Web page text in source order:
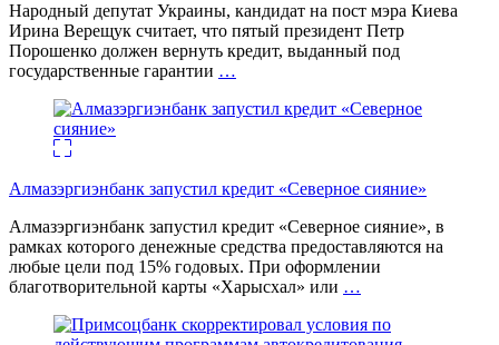
Народный депутат Украины, кандидат на пост мэра Киева
Ирина Верещук считает, что пятый президент Петр
Порошенко должен вернуть кредит, выданный под
государственные гарантии …
Алмазэргиэнбанк запустил кредит «Северное сияние»
Алмазэргиэнбанк запустил кредит «Северное сияние», в
рамках которого денежные средства предоставляются на
любые цели под 15% годовых. При оформлении
благотворительной карты «Харысхал» или …